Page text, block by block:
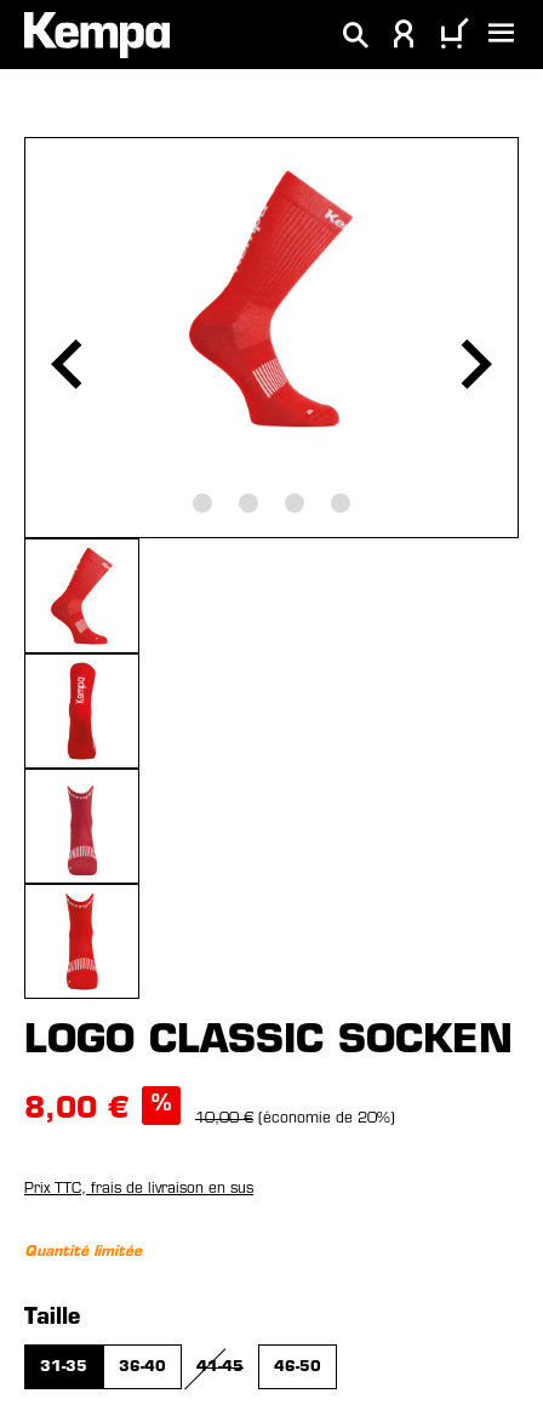
principal
LOGO CLASSIC SOCKEN
8,00 € %
10,00 € (économie de 20%)
Prix TTC, frais de livraison en sus
Quantité limitée
Sélectionnez
Taille
31-35 36-40 41-45 46-50